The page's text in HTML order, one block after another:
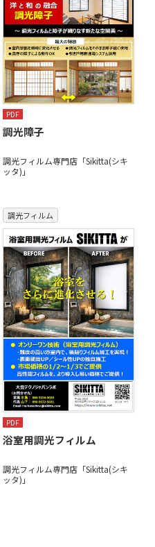
PDF
調光障子
調光フィルム専門店「Sikitta(シキ
ッタ)」
調光フィルム
PDF
浴室用調光フィルム
調光フィルム専門店「Sikitta(シキ
ッタ)」